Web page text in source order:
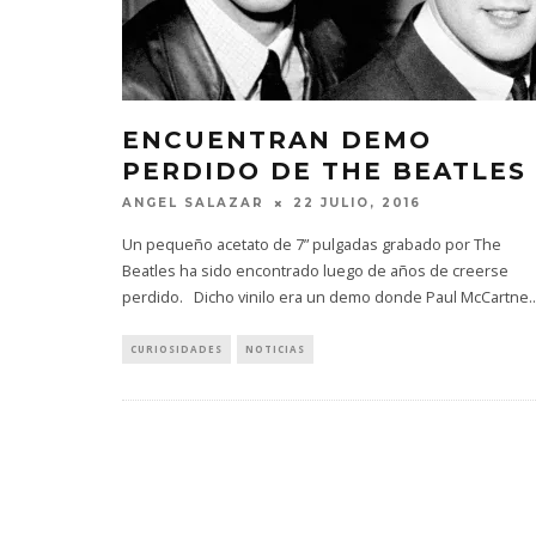
ENCUENTRAN DEMO
PERDIDO DE THE BEATLES
ANGEL SALAZAR 22 JULIO, 2016
Un pequeño acetato de 7” pulgadas grabado por The
Beatles ha sido encontrado luego de años de creerse
perdido. Dicho vinilo era un demo donde Paul McCartne
CURIOSIDADES NOTICIAS